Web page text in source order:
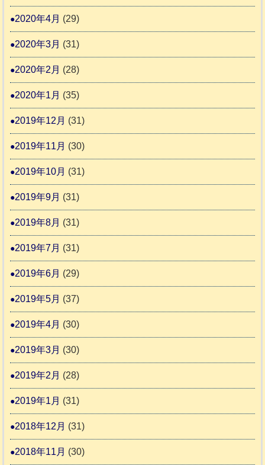
2020年4月 (29)
2020年3月 (31)
2020年2月 (28)
2020年1月 (35)
2019年12月 (31)
2019年11月 (30)
2019年10月 (31)
2019年9月 (31)
2019年8月 (31)
2019年7月 (31)
2019年6月 (29)
2019年5月 (37)
2019年4月 (30)
2019年3月 (30)
2019年2月 (28)
2019年1月 (31)
2018年12月 (31)
2018年11月 (30)